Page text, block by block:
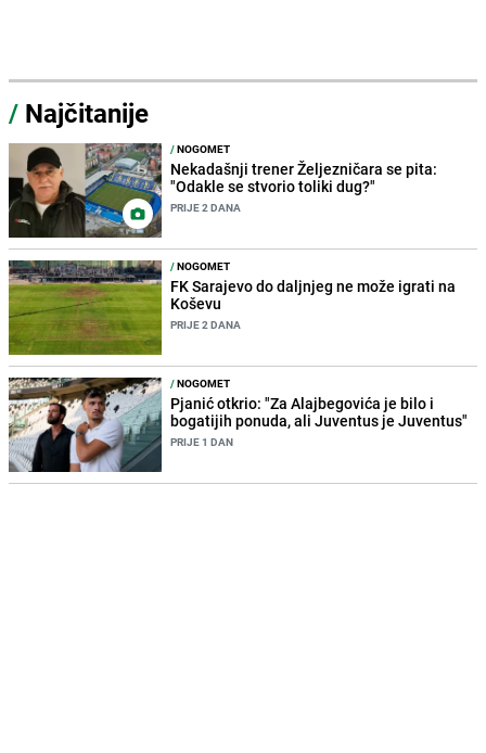
/ Najčitanije
/NOGOMET
Nekadašnji trener Željezničara se pita:
"Odakle se stvorio toliki dug?"
PRIJE 2 DANA
/NOGOMET
FK Sarajevo do daljnjeg ne može igrati na
Koševu
PRIJE 2 DANA
/NOGOMET
Pjanić otkrio: "Za Alajbegovića je bilo i
bogatijih ponuda, ali Juventus je Juventus"
PRIJE 1 DAN